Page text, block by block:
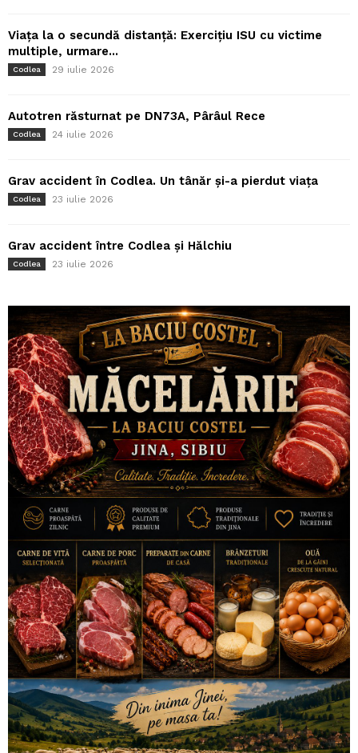
Viața la o secundă distanță: Exercițiu ISU cu victime
multiple, urmare...
Codlea 29 iulie 2026
Autotren răsturnat pe DN73A, Pârâul Rece
Codlea 24 iulie 2026
Grav accident în Codlea. Un tânăr și-a pierdut viața
Codlea 23 iulie 2026
Grav accident între Codlea și Hălchiu
Codlea 23 iulie 2026